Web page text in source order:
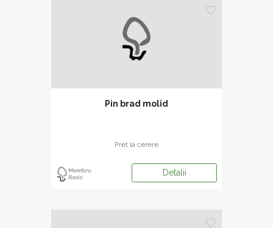
Pin brad molid
Pret la cerere
Detalii